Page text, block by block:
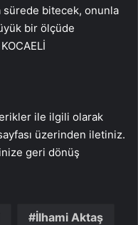
sürede bitecek, onunla
bir ölçüde
ile ilgili olarak
üzerinden iletiniz.
geri dönüş
İlhami Aktaş